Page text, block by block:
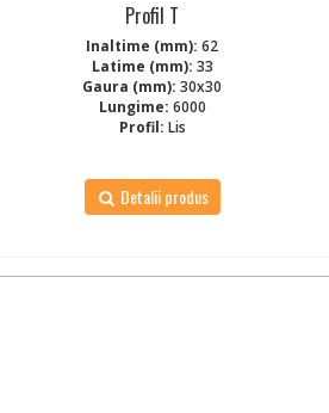
Profil T
Inaltime (mm): 62
Latime (mm): 33
Gaura (mm): 30x30
Lungime: 6000
Profil: Lis
Detalii produs